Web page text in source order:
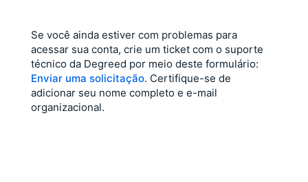
Se você ainda estiver com problemas para
acessar sua conta, crie um ticket com o suporte
técnico da Degreed por meio deste formulário:
Enviar uma solicitação. Certifique-se de
adicionar seu nome completo e e-mail
organizacional.